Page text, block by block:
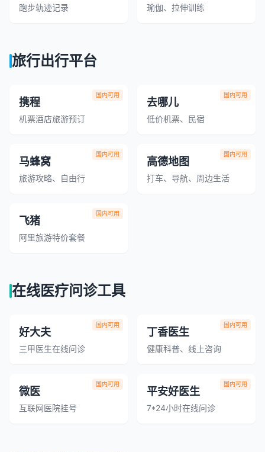
跑步轨迹记录 瑜伽、拉伸训练
旅行出行平台
国内可用
携程
机票酒店旅游预订
国内可用
去哪儿
低价机票、民宿
国内可用
马蜂窝
旅游攻略、自由行
国内可用
高德地图
打车、导航、周边生活
国内可用
飞猪
阿里旅游特价套餐
在线医疗问诊工具
国内可用
好大夫
三甲医生在线问诊
国内可用
丁香医生
健康科普、线上咨询
国内可用
微医
互联网医院挂号
国内可用
平安好医生
7*24小时在线问诊